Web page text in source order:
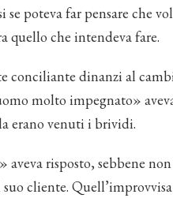
poteva far pensare che
quello che intendeva fare.
conciliante dinanzi al
molto impegnato»
erano venuti i brividi.
risposto, sebbene non
cliente. Quell’improvvisa